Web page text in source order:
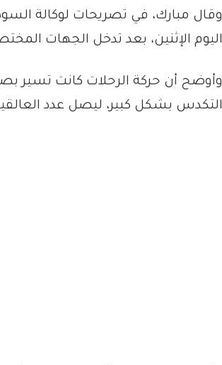
وقال مبارك، في تصريحات لوكالة
اليوم الإثنين، بعد تدخل الجهات
وأوضح أن حركة الرحلات كانت تسير
التكدس بشكل كبير، ليصل عدد